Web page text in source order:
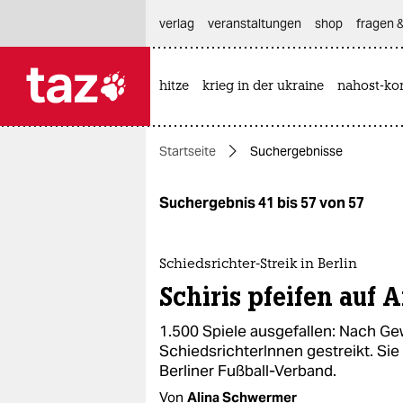
themen
politik
gesellschaft
kultur
sport
verlag
veranstaltungen shop fragen
hitze krieg in der ukraine nahost-
Startseite Suchergebnisse
Suchergebnis 41 bis 57 von 57
Schiedsrichter-Streik in Berlin
Schiris pfeifen auf
1.500 Spiele ausgefallen: Nach
SchiedsrichterInnen gestreikt.
Berliner Fußball-Verband.
Von Alina Schwermer